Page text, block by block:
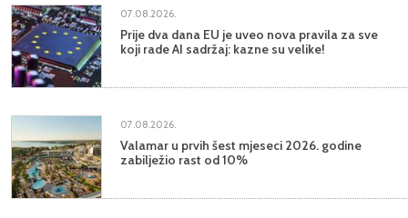
07.08.2026.
Prije dva dana EU je uveo nova pravila za sve
koji rade AI sadržaj: kazne su velike!
07.08.2026.
Valamar u prvih šest mjeseci 2026. godine
zabilježio rast od 10%